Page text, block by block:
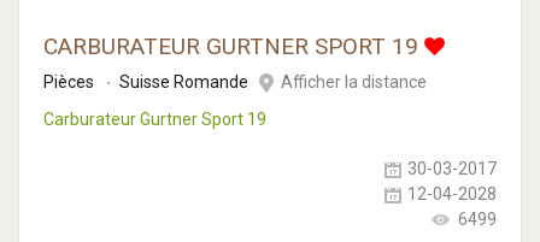
CARBURATEUR GURTNER SPORT 19
Pièces Suisse Romande
Afficher la distance
Carburateur Gurtner Sport 19
30-03-2017
12-04-2028
6499